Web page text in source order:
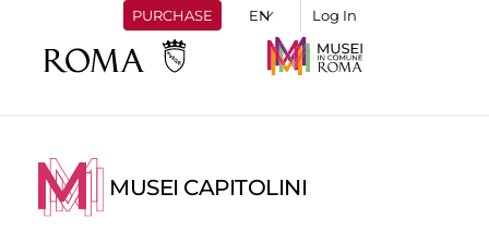
PURCHASE Log In
MUSEI CAPITOLINI